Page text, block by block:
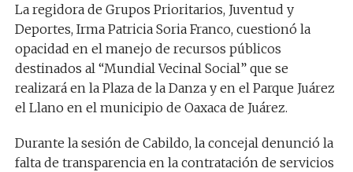
La regidora de Grupos Prioritarios, Juventud y
Deportes, Irma Patricia Soria Franco, cuestionó la
opacidad en el manejo de recursos públicos
destinados al “Mundial Vecinal Social” que se
realizará en la Plaza de la Danza y en el Parque Juárez
el Llano en el municipio de Oaxaca de Juárez.
Durante la sesión de Cabildo, la concejal denunció la
falta de transparencia en la contratación de servicios